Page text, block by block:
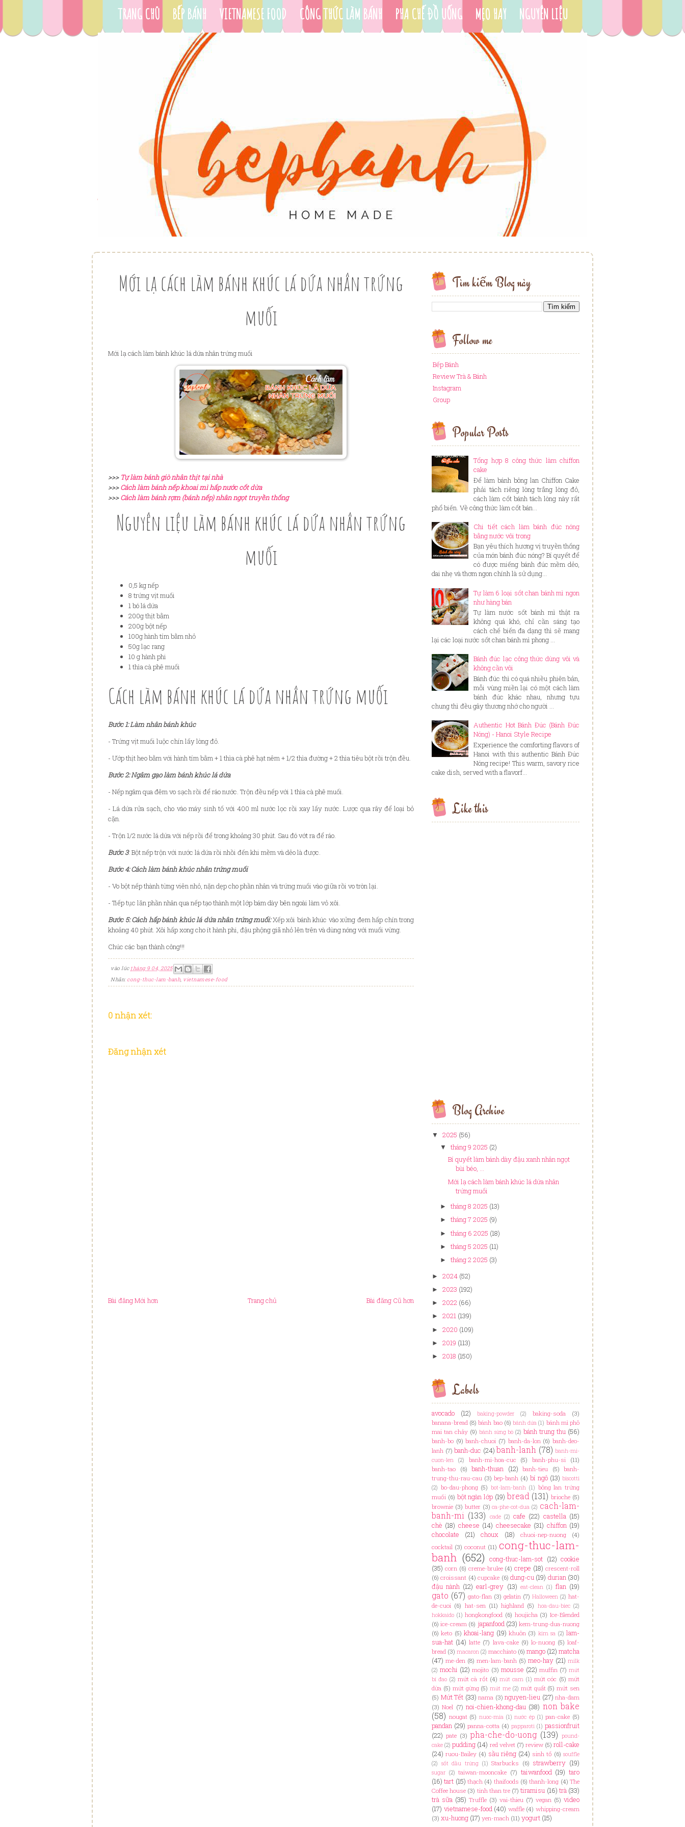
TRANG CHỦ BẾP BÁNH VIETNAMESE FOOD CÔNG THỨC LÀM BÁNH PHA CHẾ ĐỒ UỐNG MẸO HAY
NGUYÊN LIỆU
Mới lạ cách làm bánh khúc lá dứa nhân trứng
muối
Mới lạ cách làm bánh khúc lá dứa nhân trứng muối
>>> Tự làm bánh giò nhân thịt tại nhà
>>>Cách làm bánh nếp khoai mì hấp nước cốt dừa
>>>Cách làm bánh rợm (bánh nếp) nhân ngọt truyền thống
Nguyên liệu làm bánh khúc lá dứa nhân trứng
muối
0,5 kg nếp
8 trứng vịt muối
1 bó lá dứa
200g thịt bằm
200g bột nếp
100g hành tím bằm nhỏ
50g lạc rang
10 g hành phi
1 thìa cà phê muối
Cách làm bánh khúc lá dứa nhân trứng muối
Bước 1: Làm nhân bánh khúc
- Trứng vịt muối luộc chín lấy lòng đỏ.
- Ướp thịt heo bằm với hành tím bằm + 1 thìa cà phê hạt nêm + 1/2 thìa đường + 2 thìa tiêu bột rồi trộn đều.
Bước 2: Ngâm gạo làm bánh khúc lá dứa
- Nếp ngâm qua đêm vo sạch rồi để ráo nước. Trộn đều nếp với 1 thìa cà phê muối.
- Lá dứa rửa sạch, cho vào máy sinh tố với 400 ml nước lọc rồi xay lấy nước. Lược qua rây để loại bỏ
cặn.
- Trộn 1/2 nước lá dứa với nếp rồi để trong khoảng 30 phút. Sau đó vớt ra để ráo.
Bước 3: Bột nếp trộn với nước lá dứa rồi nhồi đến khi mềm và dẻo là được.
Bước 4: Cách làm bánh khúc nhân trứng muối
- Vo bột nếp thành từng viên nhỏ, nặn dẹp cho phần nhân và trứng muối vào giữa rồi vo tròn lại.
- Tiếp tục lăn phần nhân qua nếp tạo thành một lớp bám dày bên ngoài làm vỏ xôi.
Bước 5: Cách hấp bánh khúc lá dứa nhân trứng muối:Xếp xôi bánh khúc vào xửng đem hấp chín trong
khoảng 40 phút. Xôi hấp xong cho ít hành phi, đậu phộng giã nhỏ lên trên và dùng nóng với muối vừng.
Chúc các bạn thành công!!!
vào lúc tháng 9 04, 2025
Nhãn: cong-thuc-lam-banh, vietnamese-food
0 nhận xét:
Đăng nhận xét
Bài đăng Mới hơn Bài đăng Cũ hơn
Trang chủ
Tìm kiếm Blog này
Follow me
Bếp Bánh
Review Trà & Bánh
Instagram
Group
Popular Posts
Tổng hợp 8 công thức làm chiffon
cake
Để làm bánh bông lan Chiffon Cake
phải tách riêng lòng trắng lòng đỏ,
cách làm cốt bánh tách lòng này rất
phổ biến. Về công thức làm cốt bán...
Chi tiết cách làm bánh đúc nóng
bằng nước vôi trong
Bạn yêu thích hương vị truyền thống
của món bánh đúc nóng? Bí quyết để
có được miếng bánh đúc mềm dẻo,
dai nhẹ và thơm ngon chính là sử dụng...
Tự làm 6 loại sốt chan bánh mì ngon
như hàng bán
Tự làm nước sốt bánh mì thật ra
không quá khó, chỉ cần sáng tạo
cách chế biến đa dạng thì sẽ mang
lại các loại nước sốt chan bánh mì phong ...
Bánh đúc lạc công thức dùng vôi và
không cần vôi
Bánh đúc thì có quá nhiều phiên bản,
mỗi vùng miền lại có một cách làm
bánh đúc khác nhau, nhưng tựu
chung thì đều gây thương nhớ cho người ...
Authentic Hot Bánh Đúc (Bánh Đúc
Nóng) - Hanoi Style Recipe
Experience the comforting flavors of
Hanoi with this authentic Bánh Đúc
Nóng recipe! This warm, savory rice
cake dish, served with a flavorf...
Like this
Blog Archive
▼ 2025 (56)
▼ tháng 9 2025 (2)
Bí quyết làm bánh dày đậu xanh nhân ngọt
bùi béo, ...
Mới lạ cách làm bánh khúc lá dứa nhân
trứng muối
► tháng 8 2025 (13)
► tháng 7 2025 (9)
► tháng 6 2025 (18)
► tháng 5 2025 (11)
► tháng 2 2025 (3)
► 2024 (52)
► 2023 (192)
► 2022 (66)
► 2021 (139)
► 2020 (109)
► 2019 (113)
► 2018 (150)
Labels
avocado (12) baking-powder (2) baking-soda
(3)
banana-bread (8) bánh bao (6) bánh dứa (1) bánh mì phô
mai tan chảy (9) bánh sừng bò (2) bánh trung thu (56)
banh-bo (9) banh-chuoi (7) banh-da-lon (6) banh-deo-
lanh (7) banh-duc (24) banh-lanh (78) banh-mi-
cuon-len
(2) banh-mi-hoa-cuc (5) banh-phu-si
(11)
banh-tao
(6) banh-thuan (12) banh-tieu (5) banh-
trung-thu-rau-cau (3) bep-banh (4) bí ngô (13) biscotti
(2) bo-dau-phong (5) bot-lam-banh (1) bông lan trứng
muối (6) bột ngàn lớp (19) bread (131) brioche (5)
brownie (3) butter (3) ca-phe-cot-dua (2) cach-lam-
banh-mi (133) cade (2) cafe (22) castella (15)
chè (18) cheese (14) cheesecake (31) chiffon (19)
chocolate
(21) choux (18) chuoi-nep-nuong
(4)
cocktail (3) coconut (11) cong-thuc-lam-
banh (652) cong-thuc-lam-sot (12) cookie
(35) corn (6) creme-brulee (4) crepe (18) crescent-roll
(6) croissant (4) cupcake (6) dung-cu (19) durian (30)
đậu nành (12) earl-grey (13) eat-clean (1) flan (19)
gato (67) gato-flan (3) gelatin (7) Halloween (2) hat-
de-cuoi (6) hat-sen (11) highland (5) hoa-dau-biec (2)
hokkaido (1) hongkongfood (6) houjicha (3) Ice-Blended
(6) ice-cream (6) japanfood (23) kem-trung-dua-nuong
(6) keto (5) khoai-lang (19) khuôn (3) kim sa (2) lam-
sua-hat (14) latte (7) lava-cake (9) lo-nuong (5) loaf-
bread (3) macaron (2) macchiato (6) mango (12) matcha
(47) me-den (8) men-lam-banh (5) meo-hay (21) milk
(2) mochi (12) mojito (3) mousse (22) muffin (7) mứt
bí đao (2) mứt cà rốt (4) mứt cam (1) mứt cóc (5) mứt
dừa (5) mứt gừng (5) mứt me (2) mứt quất (5) mứt sen
(5) Mứt Tết (33) nama (3) nguyen-lieu (27) nha-dam
(3) Noel (7) noi-chien-khong-dau (38) non bake
(58) nougat (5) nuoc-mia (1) nước ép (1) pan-cake (5)
pandan (29) panna-cotta (4) papparoti (1) passionfruit
(22) pate (3) pha-che-do-uong (139) pound-
cake (2) pudding (14) red velvet (7) review (5) roll-cake
(24) ruou-Bailey (4) sầu riêng (24) sinh tố (6) souffle
(2) sốt dầu trứng (1) Starbucks (6) strawberry (19)
sugar (2) taiwan-mooncake (7) taiwanfood (19) taro
(16) tart (15) thạch (4) thaifoods (6) thanh-long (4) The
Coffee house (3) tinh than tre (7) tiramisu (16) trà (33)
trà sữa (35) Truffle (3) vai-thieu (7) vegan (5) video
(17) vietnamese-food (40) waffle (4) whipping-cream
(3) xu-huong (17) yen-mach (11) yogurt (15)